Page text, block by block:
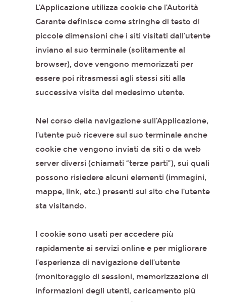
L’Applicazione utilizza cookie che l’Autorità
Garante definisce come stringhe di testo di
piccole dimensioni che i siti visitati dall’utente
inviano al suo terminale (solitamente al
browser), dove vengono memorizzati per
essere poi ritrasmessi agli stessi siti alla
successiva visita del medesimo utente.
Nel corso della navigazione sull’Applicazione,
l’utente può ricevere sul suo terminale anche
cookie che vengono inviati da siti o da web
server diversi (chiamati “terze parti”), sui quali
possono risiedere alcuni elementi (immagini,
mappe, link, etc.) presenti sul sito che l’utente
sta visitando.
I cookie sono usati per accedere più
rapidamente ai servizi online e per migliorare
l’esperienza di navigazione dell’utente
(monitoraggio di sessioni, memorizzazione di
informazioni degli utenti, caricamento più